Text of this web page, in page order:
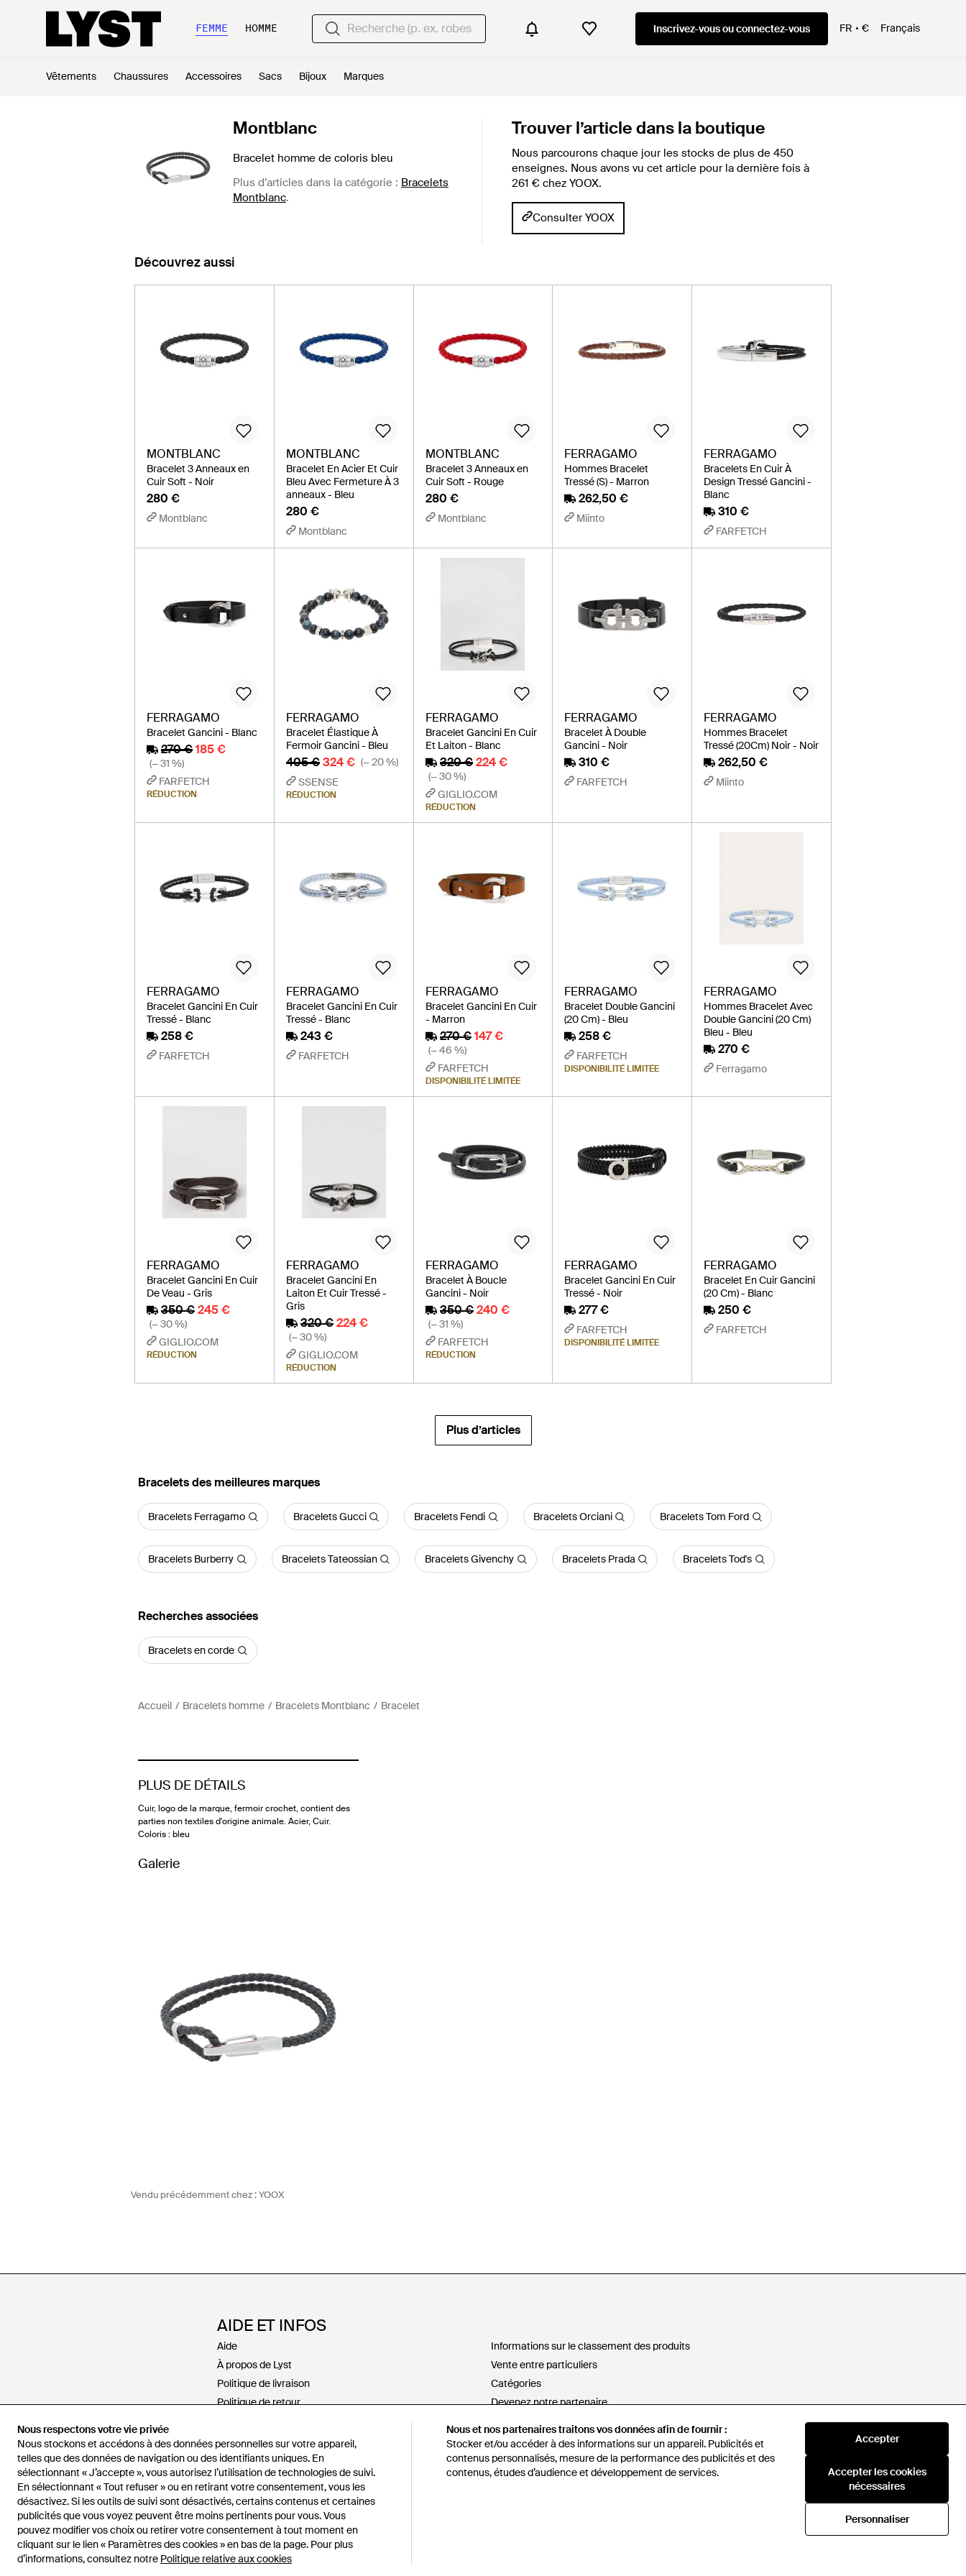
Nous respectons votre vie privée
Nous stockons et accédons à des données personnelles sur votre appareil,
telles que des données de navigation ou des identifiants uniques. En
sélectionnant « J’accepte », vous autorisez l’utilisation de technologies de suivi.
En sélectionnant « Tout refuser » ou en retirant votre consentement, vous les
désactivez. Si les outils de suivi sont désactivés, certains contenus et certaines
publicités que vous voyez peuvent être moins pertinents pour vous. Vous
pouvez modifier vos choix ou retirer votre consentement à tout moment en
cliquant sur le lien « Paramètres des cookies » en bas de la page. Pour plus
d’informations, consultez notre Politique relative aux cookies
Nous et nos partenaires traitons vos données afin de fournir :
Stocker et/ou accéder à des informations sur un appareil. Publicités et
contenus personnalisés, mesure de la performance des publicités et des
contenus, études d’audience et développement de services.
Accepter
Accepter les cookies
nécessaires
Personnaliser
FEMME HOMME Inscrivez-vous ou connectez-vous FR € Français
Vêtements Chaussures Accessoires Sacs Bijoux Marques
Montblanc
Bracelet homme de coloris bleu
Plus d’articles dans la catégorie : Bracelets
Montblanc.
Trouver l’article dans la boutique
Nous parcourons chaque jour les stocks de plus de 450
enseignes. Nous avons vu cet article pour la dernière fois à
261 € chez YOOX.
Consulter YOOX
Découvrez aussi
MONTBLANC
Bracelet 3 Anneaux en
Cuir Soft - Noir
280 €
Montblanc
MONTBLANC
Bracelet En Acier Et Cuir
Bleu Avec Fermeture À 3
anneaux - Bleu
280 €
Montblanc
MONTBLANC
Bracelet 3 Anneaux en
Cuir Soft - Rouge
280 €
Montblanc
FERRAGAMO
Hommes Bracelet
Tressé (S) - Marron
262,50 €
Miinto
FERRAGAMO
Bracelets En Cuir À
Design Tressé Gancini -
Blanc
310 €
FARFETCH
FERRAGAMO
Bracelet Gancini - Blanc
270 €185 €
(− 31 %)
FARFETCH
RÉDUCTION
FERRAGAMO
Bracelet Élastique À
Fermoir Gancini - Bleu
405 € 324 € (− 20 %)
SSENSE
RÉDUCTION
FERRAGAMO
Bracelet Gancini En Cuir
Et Laiton - Blanc
320 € 224 €
(− 30 %)
GIGLIO.COM
RÉDUCTION
FERRAGAMO
Bracelet À Double
Gancini - Noir
310 €
FARFETCH
FERRAGAMO
Hommes Bracelet
Tressé (20Cm) Noir - Noir
262,50 €
Miinto
FERRAGAMO
Bracelet Gancini En Cuir
Tressé - Blanc
258 €
FARFETCH
FERRAGAMO
Bracelet Gancini En Cuir
Tressé - Blanc
243 €
FARFETCH
FERRAGAMO
Bracelet Gancini En Cuir
- Marron
270 € 147 €
(− 46 %)
FARFETCH
DISPONIBILITÉ LIMITÉE
FERRAGAMO
Bracelet Double Gancini
(20 Cm) - Bleu
258 €
FARFETCH
DISPONIBILITÉ LIMITÉE
FERRAGAMO
Hommes Bracelet Avec
Double Gancini (20 Cm)
Bleu - Bleu
270 €
Ferragamo
FERRAGAMO
Bracelet Gancini En Cuir
De Veau - Gris
350 €245 €
(− 30 %)
GIGLIO.COM
RÉDUCTION
FERRAGAMO
Bracelet Gancini En
Laiton Et Cuir Tressé -
Gris
320 € 224 €
(− 30 %)
GIGLIO.COM
RÉDUCTION
FERRAGAMO
Bracelet À Boucle
Gancini - Noir
350 € 240 €
(− 31 %)
FARFETCH
RÉDUCTION
FERRAGAMO
Bracelet Gancini En Cuir
Tressé - Noir
277 €
FARFETCH
DISPONIBILITÉ LIMITÉE
FERRAGAMO
Bracelet En Cuir Gancini
(20 Cm) - Blanc
250 €
FARFETCH
Plus d’articles
‪Bracelets‬ des meilleures marques
Bracelets Ferragamo Bracelets Gucci Bracelets Fendi Bracelets Orciani Bracelets Tom Ford
Bracelets Burberry Bracelets Tateossian Bracelets Givenchy Bracelets Prada Bracelets Tod's
Recherches associées
Bracelets en corde
Accueil Bracelets homme Bracelets Montblanc Bracelet
PLUS DE DÉTAILS
Cuir, logo de la marque, fermoir crochet, contient des
parties non textiles d'origine animale. Acier, Cuir.
Coloris : bleu
Galerie
Vendu précédemment chez :YOOX
AIDE ET INFOS
Aide
À propos de Lyst
Politique de livraison
Politique de retour
Politique de remboursement
Recrutement
Nous contacter
Conditions générales
Politiques de confidentialité et cookies
Propriété intellectuelle
Informations sur le classement des produits
Vente entre particuliers
Catégories
Devenez notre partenaire
Déclaration sur l'esclavage moderne
s172 déclaration
Politique d'approvisionnement responsable